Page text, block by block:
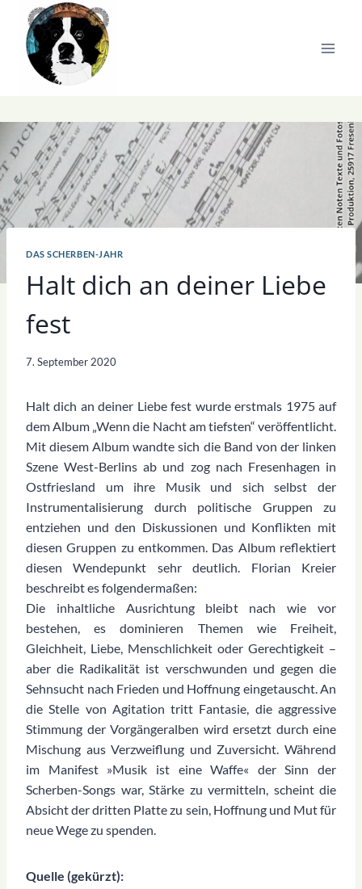
Inhalt
springen
DAS SCHERBEN-JAHR
Halt dich an deiner Liebe
fest
7. September 2020
Halt dich an deiner Liebe fest wurde erstmals 1975 auf
dem Album „Wenn die Nacht am tiefsten“ veröffentlicht.
Mit diesem Album wandte sich die Band von der linken
Szene West-Berlins ab und zog nach Fresenhagen in
Ostfriesland um ihre Musik und sich selbst der
Instrumentalisierung durch politische Gruppen zu
entziehen und den Diskussionen und Konflikten mit
diesen Gruppen zu entkommen. Das Album reflektiert
diesen Wendepunkt sehr deutlich. Florian Kreier
beschreibt es folgendermaßen:
Die inhaltliche Ausrichtung bleibt nach wie vor
bestehen, es dominieren Themen wie Freiheit,
Gleichheit, Liebe, Menschlichkeit oder Gerechtigkeit –
aber die Radikalität ist verschwunden und gegen die
Sehnsucht nach Frieden und Hoffnung eingetauscht. An
die Stelle von Agitation tritt Fantasie, die aggressive
Stimmung der Vorgängeralben wird ersetzt durch eine
Mischung aus Verzweiflung und Zuversicht. Während
im Manifest »Musik ist eine Waffe« der Sinn der
Scherben-Songs war, Stärke zu vermitteln, scheint die
Absicht der dritten Platte zu sein, Hoffnung und Mut für
neue Wege zu spenden.
Quelle (gekürzt):